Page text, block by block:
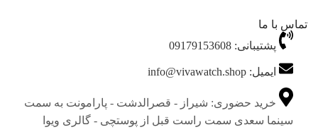
تماس با ما
پشتیبانی: 09179153608
ایمیل: info@vivawatch.shop
خرید حضوری: شیراز - قصرالدشت - پارامونت به سمت
سینما سعدی سمت راست قبل از پوستچی - گالری ویوا